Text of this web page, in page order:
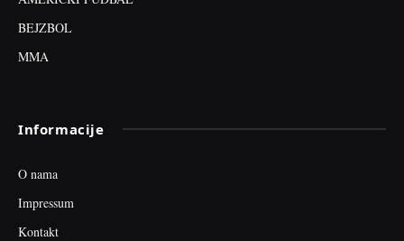
BEJZBOL
MMA
Informacije
O nama
Impressum
Kontakt